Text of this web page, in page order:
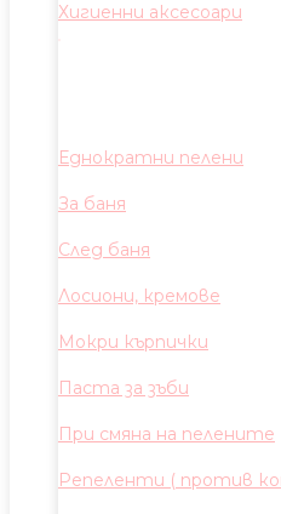
Хигиенни аксесоари
Еднократни пелени
За баня
След баня
Лосиони, кремове
Мокри кърпички
Паста за зъби
При смяна на пелените
Репеленти ( против